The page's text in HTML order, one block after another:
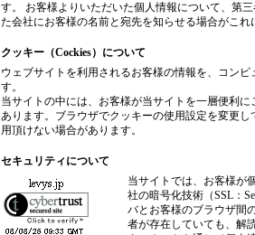
す。 お客様よりいただいた個人情報について、第
た会社にお客様の名前と宛先を知らせる場合がこれ
クッキー（Cockies）について
ウェブサイトを利用されるお客様の情報を、コン
す。
当サイトの中には、お客様が当サイトを一層便利
あります。ブラウザでクッキーの使用設定を変更
用頂けない場合があります。
セキュリティについて
当サイトでは、お客様が
社の暗号化技術（SSL：
バとお客様のブラウザ間
者が存在していても、解